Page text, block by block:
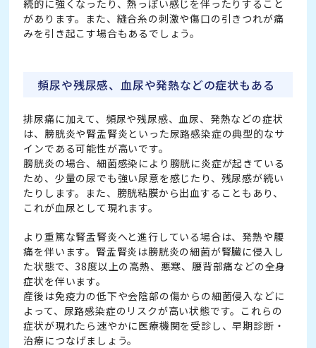
続的に強くなったり、熱っぽい感じを伴ったりすること
があります。また、縫合糸の刺激や傷口の引きつれが痛
みを引き起こす場合もあるでしょう。
頻尿や残尿感、血尿や発熱などの症状もある
排尿痛に加えて、頻尿や残尿感、血尿、発熱などの症状
は、膀胱炎や腎盂腎炎といった尿路感染症の典型的なサ
インである可能性が高いです。
膀胱炎の場合、細菌感染により膀胱に炎症が起きている
ため、少量の尿でも強い尿意を感じたり、残尿感が続い
たりします。また、膀胱粘膜から出血することもあり、
これが血尿として現れます。
より重篤な腎盂腎炎へと進行している場合は、発熱や腰
痛を伴います。腎盂腎炎は膀胱炎の細菌が腎臓に侵入し
た状態で、38度以上の高熱、悪寒、腰背部痛などの全身
症状を伴います。
産後は免疫力の低下や会陰部の傷からの細菌侵入などに
よって、尿路感染症のリスクが高い状態です。これらの
症状が現れたら速やかに医療機関を受診し、早期診断・
治療につなげましょう。